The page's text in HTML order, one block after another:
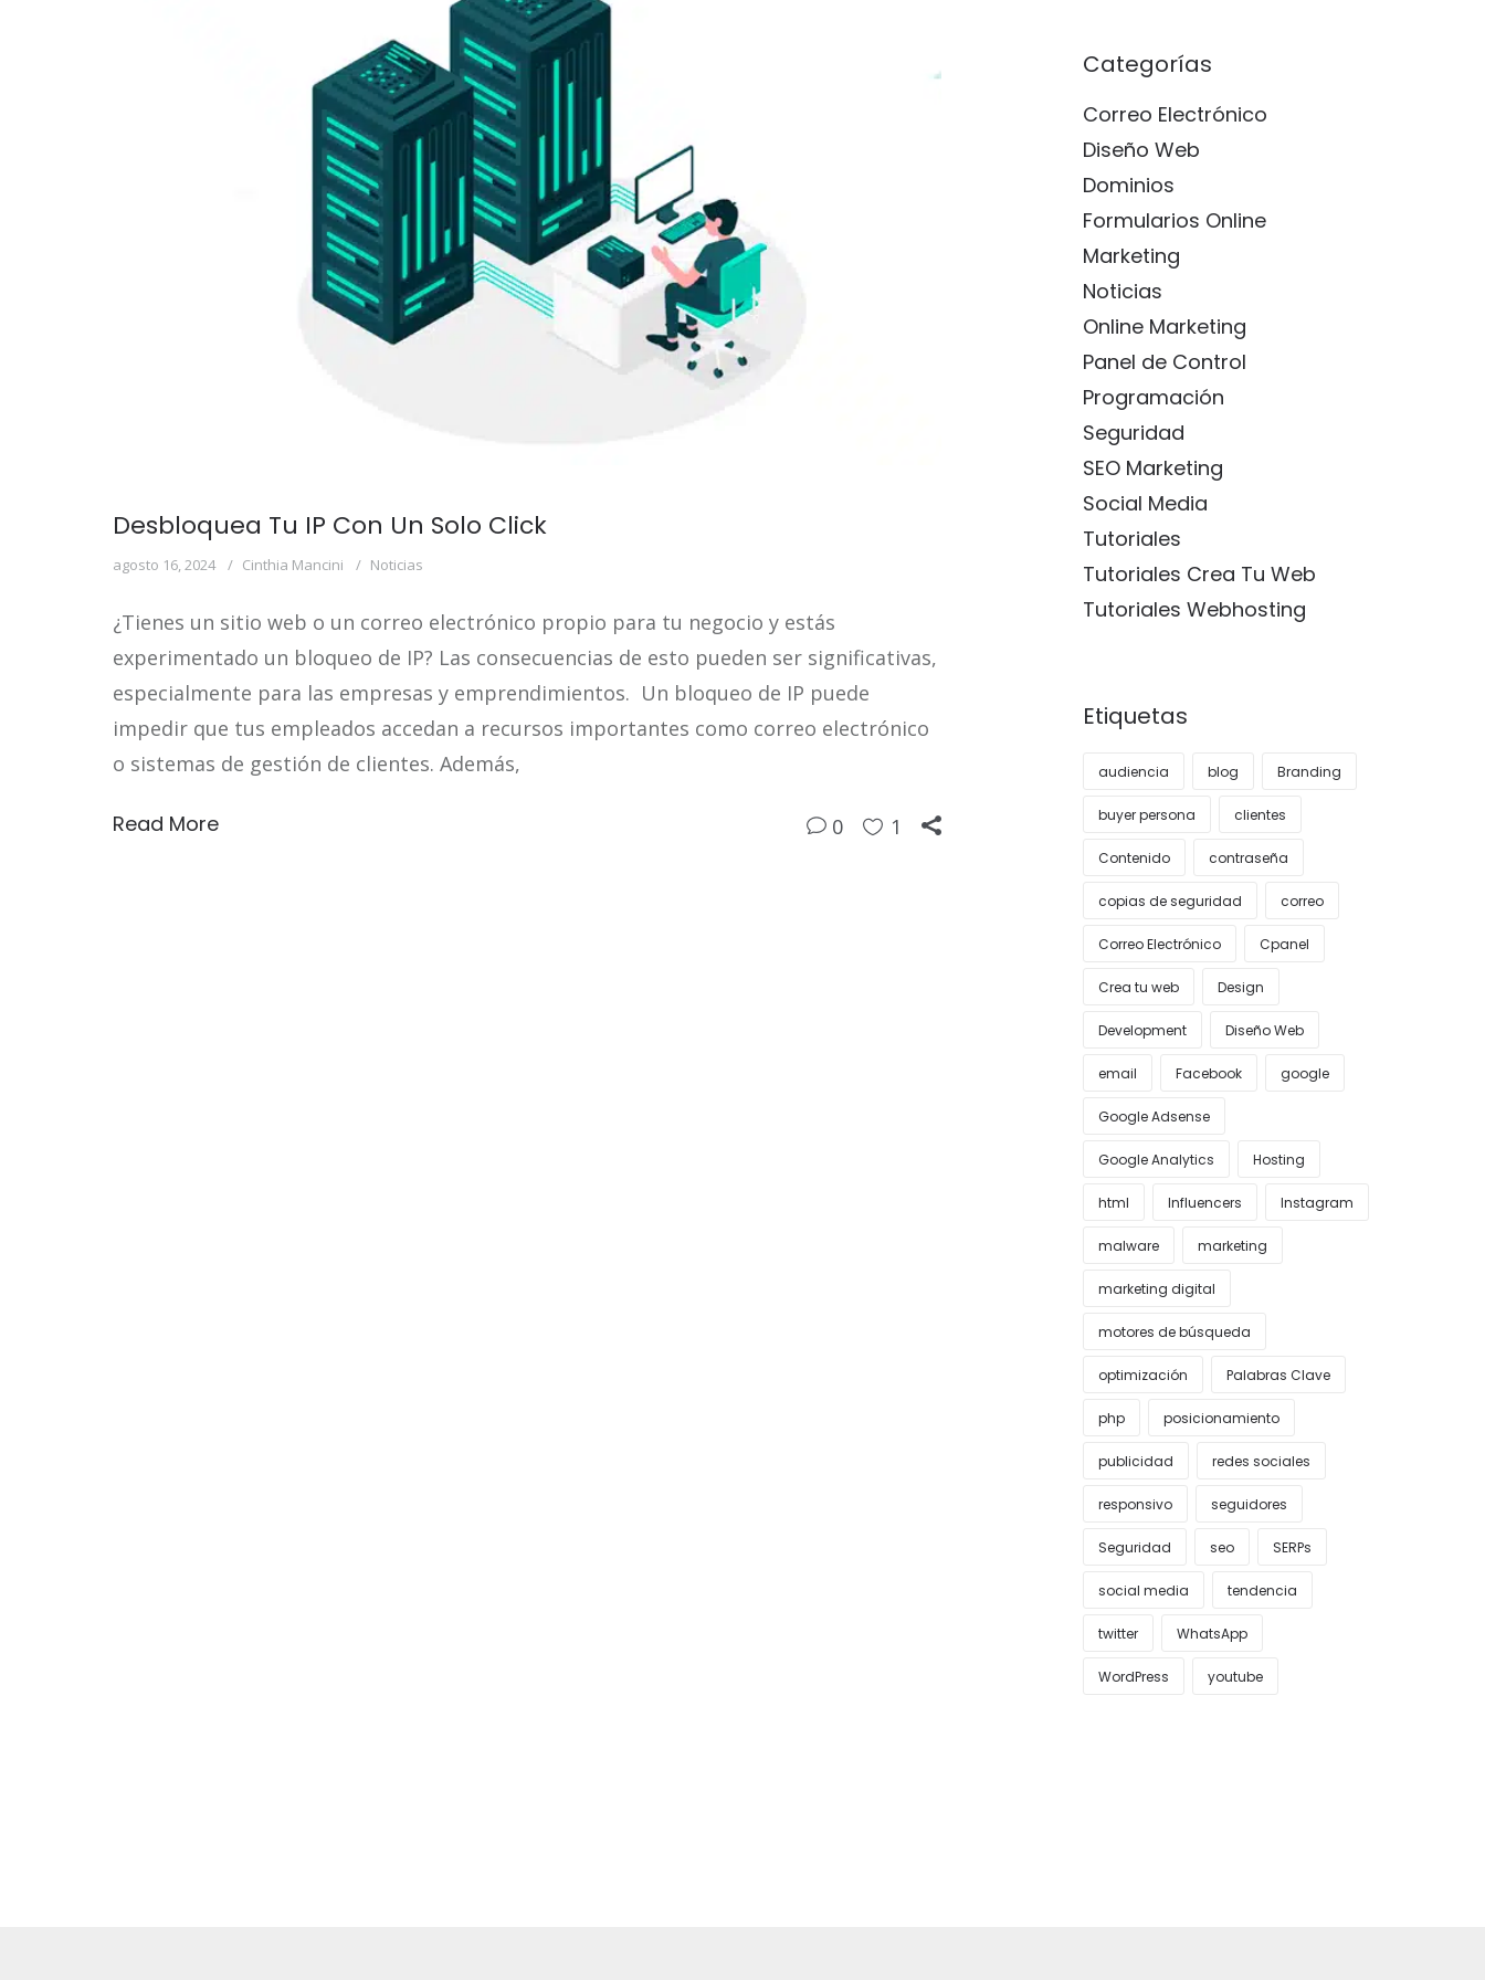
Desbloquea Tu IP Con Un Solo Click
agosto 16, 2024 Cinthia Mancini Noticias
¿Tienes un sitio web o un correo electrónico propio para tu negocio y estás
experimentado un bloqueo de IP? Las consecuencias de esto pueden ser significativas,
especialmente para las empresas y emprendimientos. Un bloqueo de IP puede
impedir que tus empleados accedan a recursos importantes como correo electrónico
o sistemas de gestión de clientes. Además,
Read More 0 1
Categorías
Correo Electrónico
Diseño Web
Dominios
Formularios Online
Marketing
Noticias
Online Marketing
Panel de Control
Programación
Seguridad
SEO Marketing
Social Media
Tutoriales
Tutoriales Crea Tu Web
Tutoriales Webhosting
Etiquetas
audiencia blog Branding
buyer persona clientes
Contenido contraseña
copias de seguridad correo
Correo Electrónico Cpanel
Crea tu web Design
Development Diseño Web
email Facebook google
Google Adsense
Google Analytics Hosting
html Influencers Instagram
malware marketing
marketing digital
motores de búsqueda
optimización Palabras Clave
php posicionamiento
publicidad redes sociales
responsivo seguidores
Seguridad seo SERPs
social media tendencia
twitter WhatsApp
WordPress youtube